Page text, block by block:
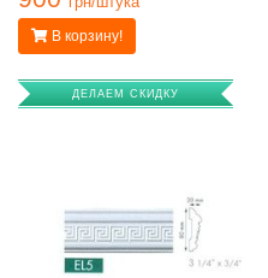
В корзину!
ДЕЛАЕМ СКИДКУ